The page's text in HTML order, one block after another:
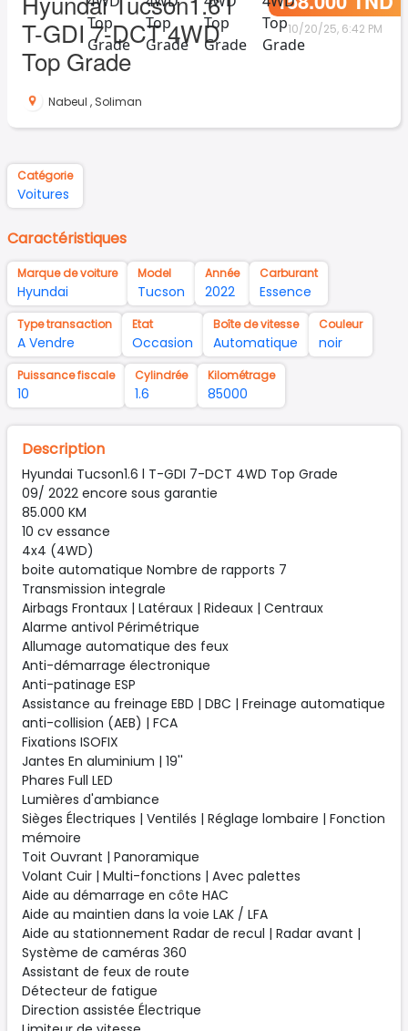
T-GDI 7-DCT 4WD
Top Grade
10/20/25, 6:42 PM
Nabeul , Soliman
Catégorie
Voitures
Caractéristiques
Marque de voiture
Hyundai
Model
Tucson
Année
2022
Carburant
Essence
Type transaction
A Vendre
Etat
Occasion
Boîte de vitesse
Automatique
Couleur
noir
Puissance fiscale
10
Cylindrée
1.6
Kilométrage
85000
Description
Hyundai Tucson1.6 l T-GDI 7-DCT 4WD Top Grade
09/ 2022 encore sous garantie
85.000 KM
10 cv essance
4x4 (4WD)
boite automatique Nombre de rapports 7
Transmission integrale
Airbags Frontaux | Latéraux | Rideaux | Centraux
Alarme antivol Périmétrique
Allumage automatique des feux
Anti-démarrage électronique
Anti-patinage ESP
Assistance au freinage EBD | DBC | Freinage automatique
anti-collision (AEB) | FCA
Fixations ISOFIX
Jantes En aluminium | 19''
Phares Full LED
Lumières d'ambiance
Sièges Électriques | Ventilés | Réglage lombaire | Fonction
mémoire
Toit Ouvrant | Panoramique
Volant Cuir | Multi-fonctions | Avec palettes
Aide au démarrage en côte HAC
Aide au maintien dans la voie LAK / LFA
Aide au stationnement Radar de recul | Radar avant |
Système de caméras 360
Assistant de feux de route
Détecteur de fatigue
Direction assistée Électrique